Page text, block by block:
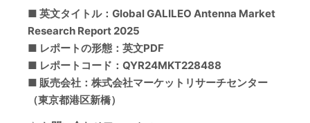
■ 英文タイトル：Global GALILEO Antenna Market
Research Report 2025
■ レポートの形態：英文PDF
■ レポートコード：QYR24MKT228488
■ 販売会社：株式会社マーケットリサーチセンター
（東京都港区新橋）